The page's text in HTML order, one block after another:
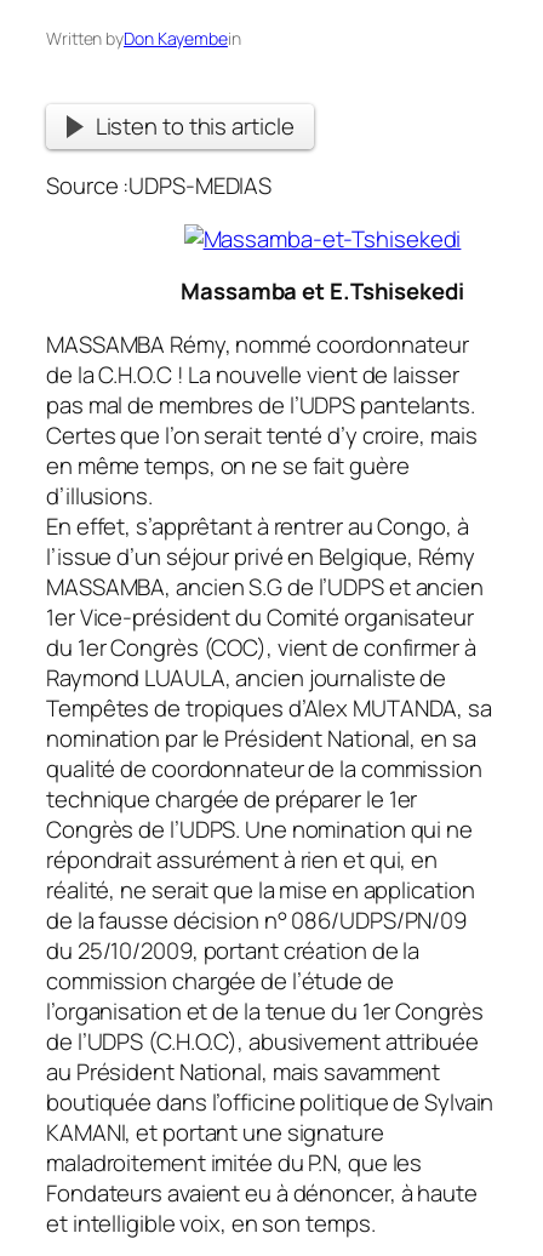
Written byDon Kayembein
Listen to this article
Source :UDPS-MEDIAS
Massamba et E.Tshisekedi
MASSAMBA Rémy, nommé coordonnateur
de la C.H.O.C ! La nouvelle vient de laisser
pas mal de membres de l’UDPS pantelants.
Certes que l’on serait tenté d’y croire, mais
en même temps, on ne se fait guère
d’illusions.
En effet, s’apprêtant à rentrer au Congo, à
l’issue d’un séjour privé en Belgique, Rémy
MASSAMBA, ancien S.G de l’UDPS et ancien
1er Vice-président du Comité organisateur
du 1er Congrès (COC), vient de confirmer à
Raymond LUAULA, ancien journaliste de
Tempêtes de tropiques d’Alex MUTANDA, sa
nomination par le Président National, en sa
qualité de coordonnateur de la commission
technique chargée de préparer le 1er
Congrès de l’UDPS. Une nomination qui ne
répondrait assurément à rien et qui, en
réalité, ne serait que la mise en application
de la fausse décision n° 086/UDPS/PN/09
du 25/10/2009, portant création de la
commission chargée de l’étude de
l’organisation et de la tenue du 1er Congrès
de l’UDPS (C.H.O.C), abusivement attribuée
au Président National, mais savamment
boutiquée dans l’officine politique de Sylvain
KAMANI, et portant une signature
maladroitement imitée du P.N, que les
Fondateurs avaient eu à dénoncer, à haute
et intelligible voix, en son temps.